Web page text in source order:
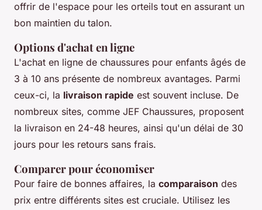
offrir de l'espace pour les orteils tout en assurant un
bon maintien du talon.
Options d'achat en ligne
L'achat en ligne de chaussures pour enfants âgés de
3 à 10 ans présente de nombreux avantages. Parmi
ceux-ci, la livraison rapide est souvent incluse. De
nombreux sites, comme JEF Chaussures, proposent
la livraison en 24-48 heures, ainsi qu'un délai de 30
jours pour les retours sans frais.
Comparer pour économiser
Pour faire de bonnes affaires, la comparaison des
prix entre différents sites est cruciale. Utilisez les